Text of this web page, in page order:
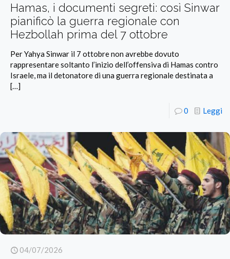
Hamas, i documenti segreti: così Sinwar
pianificò la guerra regionale con
Hezbollah prima del 7 ottobre
Per Yahya Sinwar il 7 ottobre non avrebbe dovuto
rappresentare soltanto l’inizio dell’offensiva di Hamas contro
Israele, ma il detonatore di una guerra regionale destinata a
[…]
0 Leggi
04/07/2026